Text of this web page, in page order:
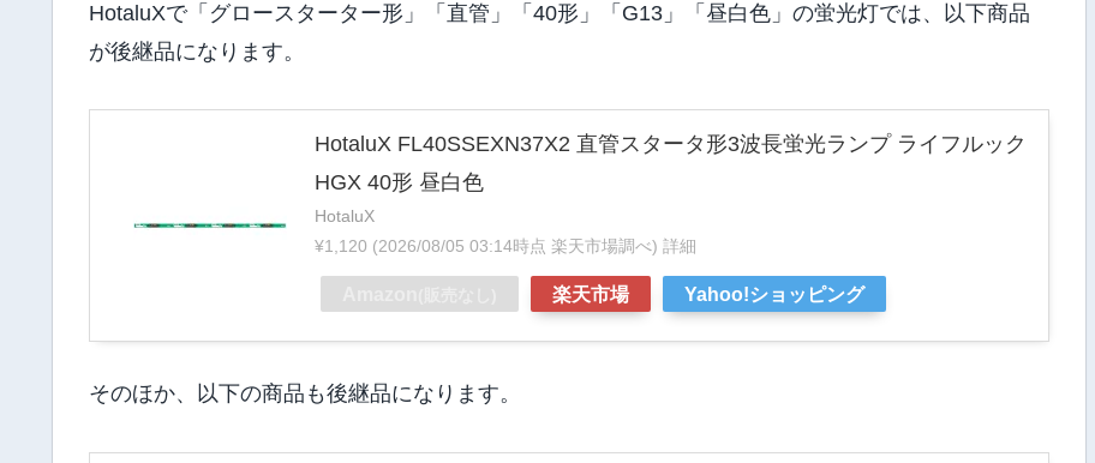
HotaluXで「グロースターター形」「直管」「40形」「G13」「昼白色」の蛍光灯では、以下商品
が後継品になります。
HotaluX FL40SSEXN37X2 直管スタータ形3波長蛍光ランプ ライフルック
HGX 40形 昼白色
HotaluX
¥1,120 (2026/08/05 03:14時点 楽天市場調べ) 詳細
楽天市場 Yahoo!ショッピング
そのほか、以下の商品も後継品になります。